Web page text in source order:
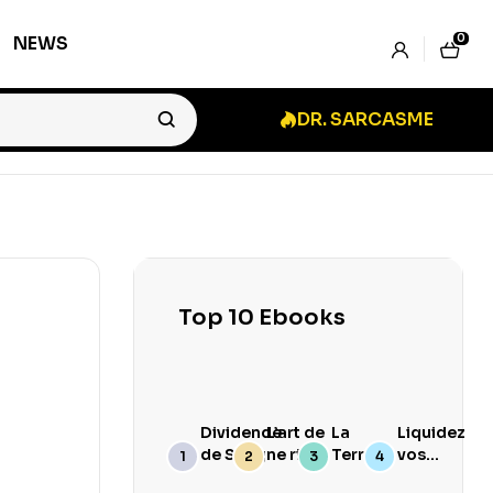
NEWS 0
DR. SARCASME
Top 10 Ebooks
Dividende
de Sang
L’art de
ne rien
branler
La
Terre
Goûte
Liquidez
vos